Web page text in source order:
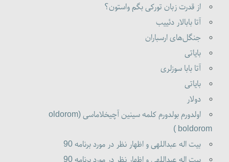
از قدرت زبان تورکی بگم واستون؟
آتا بابالار دئییب
جنگل‌های ارسباران
بایاتی
آتا بابا سوزلری
بایاتی
دولار
اولدورم بولدورم کلمه سینین آچیخلاماسی (oldorom
boldorom )
بیت اله عبداللهی و اظهار نظر در مورد برنامه 90